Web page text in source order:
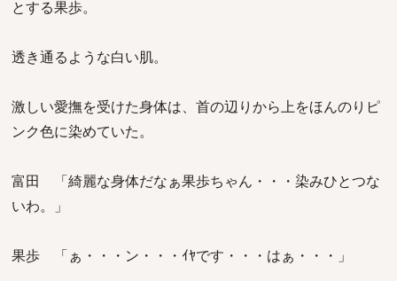
とする果歩。
透き通るような白い肌。
激しい愛撫を受けた身体は、首の辺りから上をほんのりピ
ンク色に染めていた。
富田 「綺麗な身体だなぁ果歩ちゃん・・・染みひとつな
いわ。」
果歩 「ぁ・・・ン・・・ｲﾔです・・・はぁ・・・」